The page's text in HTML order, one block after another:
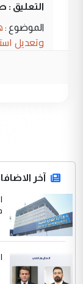
التعليق
الموضوع :
وتعديل
المشترك
الدول
يوسف
التعليق :
زوجتي
إكمال
الموضوع :
آخر